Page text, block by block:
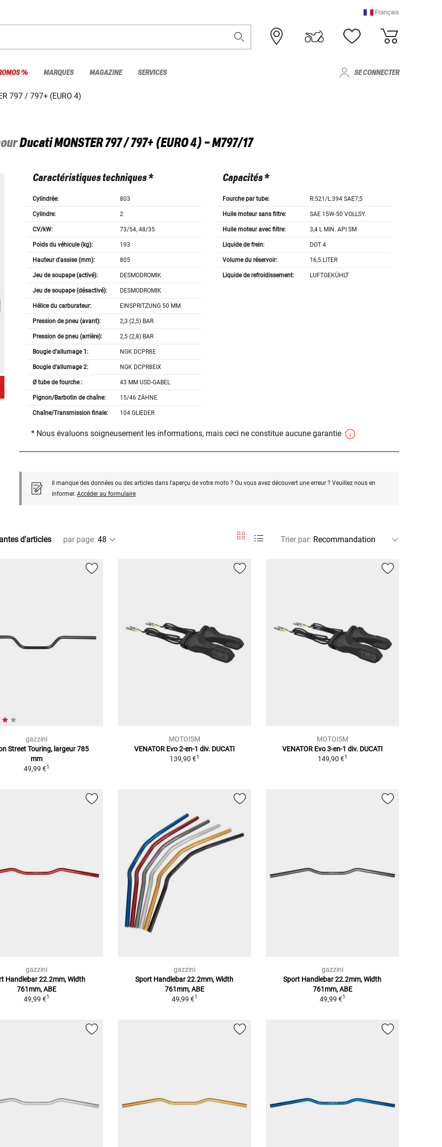
Français
% MARQUES MAGAZINE SERVICES SE CONNECTER
797 / 797+ (EURO 4)
DucatiMONSTER 797 / 797+ (EURO 4) - M797/17
Caractéristiques techniques *
Cylindrée: 803
Cylindre: 2
CV/kW: 73/54, 48/35
Poids du véhicule (kg): 193
Hauteur d'assise (mm): 805
Jeu de soupape (activé): DESMODROMIK
Jeu de soupape (désactivé): DESMODROMIK
Hélice du carburateur: EINSPRITZUNG 50 MM
Pression de pneu (avant): 2,3 (2,5) BAR
Pression de pneu (arrière): 2,5 (2,8) BAR
Bougie d'allumage 1: NGK DCPR8E
Bougie d'allumage 2: NGK DCPR8EIX
Ø tube de fourche : 43 MM USD-GABEL
Pignon/Barbotin de chaîne: 15/46 ZÄHNE
Chaîne/Transmission finale: 104 GLIEDER
Capacités *
Fourche par tube: R:521/L:394 SAE7,5
Huile moteur sans filtre: SAE 15W-50 VOLLSY.
Huile moteur avec filtre: 3,4 L MIN. API SM
Liquide de frein: DOT 4
Volume du réservoir: 16,5 LITER
Liquide de refroidissement: LUFTGEKÜHLT
* Nous évaluons soigneusement les informations, mais ceci ne constitue aucune garantie
Il manque des données ou des articles dans l'aperçu de votre moto ? Ou vous avez découvert une erreur ? Veuillez nous en
informer. Accéder au formulaire
d'articles par page: Trier par:
gazzini
Street Touring, largeur 785
mm
49,99 €1
MOTOISM
VENATOR Evo 2-en-1 div. DUCATI
139,90 €1
MOTOISM
VENATOR Evo 3-en-1 div. DUCATI
149,90 €1
gazzini
Handlebar 22.2mm, Width
761mm, ABE
49,99 €1
gazzini
Sport Handlebar 22.2mm, Width
761mm, ABE
49,99 €1
gazzini
Sport Handlebar 22.2mm, Width
761mm, ABE
49,99 €1